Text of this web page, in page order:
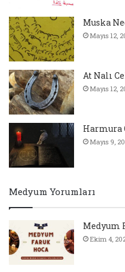
Muska
Mayıs 12,
At Nalı
Mayıs 12,
Harmura
Mayıs 9,
Medyum Yorumları
Medyum
Ekim 4,